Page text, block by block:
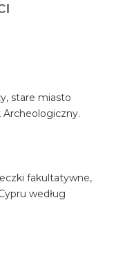
stare miasto
Archeologiczny.
fakultatywne,
według